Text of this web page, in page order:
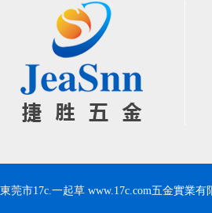
東莞市17c.一起草 www.17c.com五金實業